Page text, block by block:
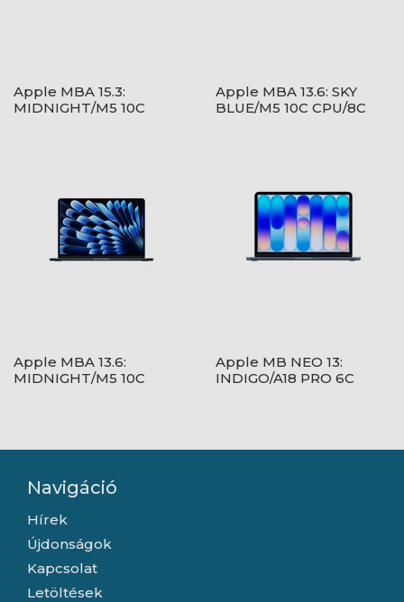
Apple MBA 15.3:
MIDNIGHT/M5 10C
Apple MBA 13.6: SKY
BLUE/M5 10C CPU/8C
Apple MBA 13.6:
MIDNIGHT/M5 10C
Apple MB NEO 13:
INDIGO/A18 PRO 6C
Navigáció
Hírek
Újdonságok
Kapcsolat
Letöltések